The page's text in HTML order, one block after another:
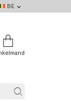
BE
DE
NL
BE
FR